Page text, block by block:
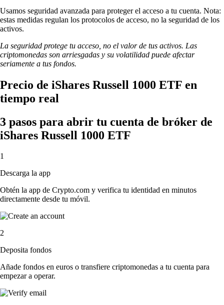
Usamos seguridad avanzada para proteger el acceso a tu cuenta. Nota:
estas medidas regulan los protocolos de acceso, no la seguridad de los
activos.
La seguridad protege tu acceso, no el valor de tus activos. Las
criptomonedas son arriesgadas y su volatilidad puede afectar
seriamente a tus fondos.
Precio de iShares Russell 1000 ETF en
tiempo real
3 pasos para abrir tu cuenta de bróker de
iShares Russell 1000 ETF
1
Descarga la app
Obtén la app de Crypto.com y verifica tu identidad en minutos
directamente desde tu móvil.
2
Deposita fondos
Añade fondos en euros o transfiere criptomonedas a tu cuenta para
empezar a operar.